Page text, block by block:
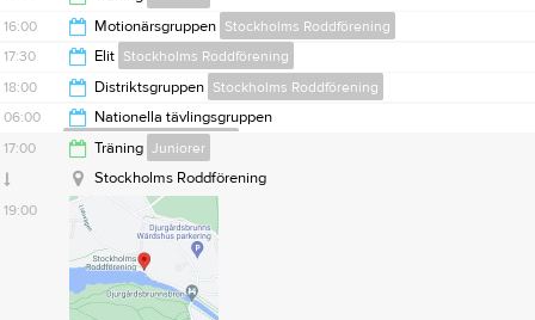
10:00
12:00
16:00 Motionärsgruppen Stockholms Roddförening
18:00
17:30 Elit Stockholms Roddförening
20:00
18:00 Distriktsgruppen Stockholms Roddförening
20:00
06:00
Nationella tävlingsgruppen
Stockholms Roddförening
08:00
Anteckning:
Kontakta Catharina Malmfors, Lena Mika eller Martin
Lindestreng om du är intresserad av att ro med Nationella
tävlingsgruppen.
17:00 Träning Juniorer
19:00
Stockholms Roddförening